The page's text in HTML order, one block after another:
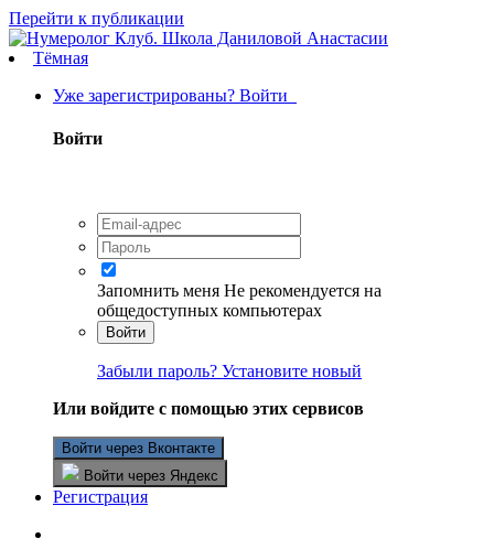
Перейти к публикации
Тёмная
Уже зарегистрированы? Войти
Войти
Запомнить меня Не рекомендуется на
общедоступных компьютерах
Войти
Забыли пароль? Установите новый
Или войдите с помощью этих сервисов
Войти через Вконтакте
Войти через Яндекс
Регистрация